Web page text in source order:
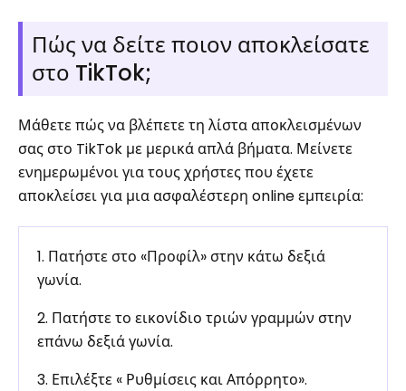
Πώς να δείτε ποιον αποκλείσατε
στο TikTok;
Μάθετε πώς να βλέπετε τη λίστα αποκλεισμένων
σας στο TikTok με μερικά απλά βήματα. Μείνετε
ενημερωμένοι για τους χρήστες που έχετε
αποκλείσει για μια ασφαλέστερη online εμπειρία:
1. Πατήστε στο «Προφίλ» στην κάτω δεξιά
γωνία.
2. Πατήστε το εικονίδιο τριών γραμμών στην
επάνω δεξιά γωνία.
3. Επιλέξτε « Ρυθμίσεις και Απόρρητο».